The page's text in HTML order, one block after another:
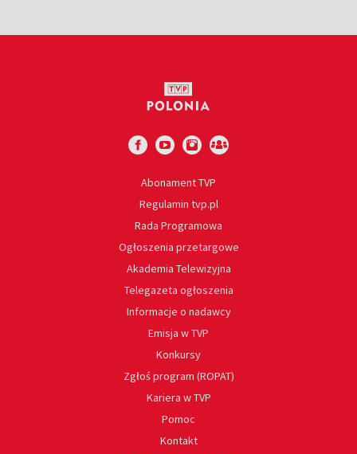
Abonament TVP
Regulamin tvp.pl
Rada Programowa
Ogłoszenia przetargowe
Akademia Telewizyjna
Telegazeta ogłoszenia
Informacje o nadawcy
Emisja w TVP
Konkursy
Zgłoś program (ROPAT)
Kariera w TVP
Pomoc
Kontakt